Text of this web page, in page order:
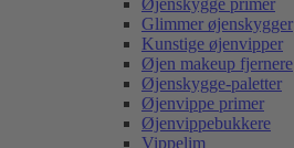
Øjenskygge primer
Glimmer øjenskygger
Kunstige øjenvipper
Øjen makeup fjernere
Øjenskygge-paletter
Øjenvippe primer
Øjenvippebukkere
Vippelim